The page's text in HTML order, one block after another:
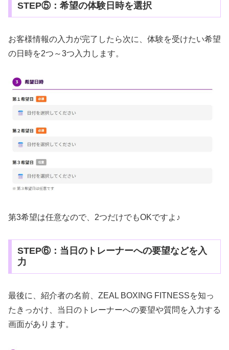
STEP⑤：希望の体験日時を選択
お客様情報の入力が完了したら次に、体験を受けたい希望
の日時を2つ～3つ入力します。
第3希望は任意なので、2つだけでもOKですよ♪
STEP⑥：当日のトレーナーへの要望などを入
力
最後に、紹介者の名前、ZEAL BOXING FITNESSを知っ
たきっかけ、当日のトレーナーへの要望や質問を入力する
画面があります。